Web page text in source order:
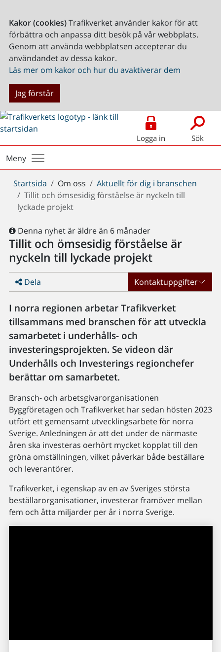
Kakor (cookies)Trafikverket använder kakor för att
förbättra och anpassa ditt besök på vår webbplats.
Genom att använda webbplatsen accepterar du
användandet av dessa kakor.
Läs mer om kakor och hur du avaktiverar dem
Jag förstår
Logga in Sök
Meny
Du
är
här:
Startsida Om oss
Aktuellt för dig i branschen
Tillit och ömsesidig förståelse är nyckeln till
lyckade projekt
Denna nyhet är äldre än 6 månader
Tillit och ömsesidig förståelse är
nyckeln till lyckade projekt
Dela Kontaktuppgifter
I norra regionen arbetar Trafikverket
tillsammans med branschen för att utveckla
samarbetet i underhålls- och
investeringsprojekten. Se videon där
Underhålls och Investerings regionchefer
berättar om samarbetet.
Bransch- och arbetsgivarorganisationen
Byggföretagen och Trafikverket har sedan hösten 2023
utfört ett gemensamt utvecklingsarbete för norra
Sverige. Anledningen är att det under de närmaste
åren ska investeras oerhört mycket kopplat till den
gröna omställningen, vilket påverkar både beställare
och leverantörer.
Trafikverket, i egenskap av en av Sveriges största
beställarorganisationer, investerar framöver mellan
fem och åtta miljarder per år i norra Sverige.